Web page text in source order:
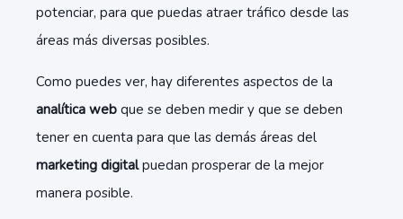
potenciar, para que puedas atraer tráfico desde las
áreas más diversas posibles.
Como puedes ver, hay diferentes aspectos de la
analítica web que se deben medir y que se deben
tener en cuenta para que las demás áreas del
marketing digitalpuedan prosperar de la mejor
manera posible.